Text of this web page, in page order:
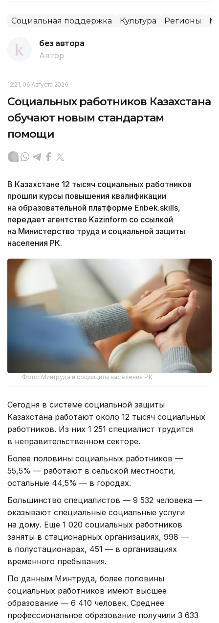
Социальная поддержка Культура Регионы
без автора
Автор
12:21, 06 Августа 2026
Социальных работников Казахстана
обучают новым стандартам
помощи
В Казахстане 12 тысяч социальных работников
прошли курсы повышения квалификации
на образовательной платформе Enbek.skills,
передает агентство Kazinform со ссылкой
на Министерство труда и социальной защиты
населения РК.
Фото: Минтруда и соцзащиты населения РК
Сегодня в системе социальной защиты
Казахстана работают около 12 тысяч социальных
работников. Из них 1 251 специалист трудится
в неправительственном секторе.
Более половины социальных работников —
55,5% — работают в сельской местности,
остальные 44,5% — в городах.
Большинство специалистов — 9 532 человека —
оказывают специальные социальные услуги
на дому. Еще 1 020 социальных работников
заняты в стационарных организациях, 998 —
в полустационарах, 451 — в организациях
временного пребывания.
По данным Минтруда, более половины
социальных работников имеют высшее
образование — 6 410 человек. Среднее
профессиональное образование получили 3 633